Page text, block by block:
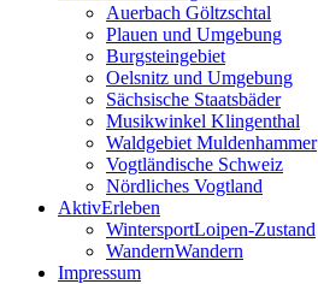
Auerbach Göltzschtal
Plauen und Umgebung
Burgsteingebiet
Oelsnitz und Umgebung
Sächsische Staatsbäder
Musikwinkel Klingenthal
Waldgebiet Muldenhammer
Vogtländische Schweiz
Nördliches Vogtland
AktivErleben
WintersportLoipen-Zustand
WandernWandern
Impressum